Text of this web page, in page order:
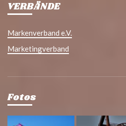
VERBÄNDE
Markenverband e.V.
Marketingverband
Fotos